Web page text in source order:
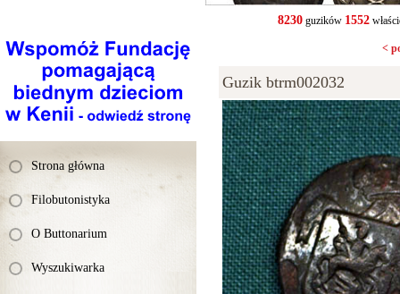
Strona główna
Filobutonistyka
O Buttonarium
Wyszukiwarka
8230guzików 1552
<
Guzik btrm002032